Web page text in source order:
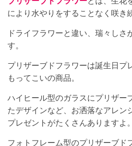
により水やりをすることなく咲き
ドライフラワーと違い、瑞々しさ
す。
プリザーブドフラワーは誕生日プ
もってこいの商品。
ハイヒール型のガラスにプリザー
たデザインなど、お洒落なアレン
プレゼントがたくさんありますよ。
フォトフレーム型のプリザーブド